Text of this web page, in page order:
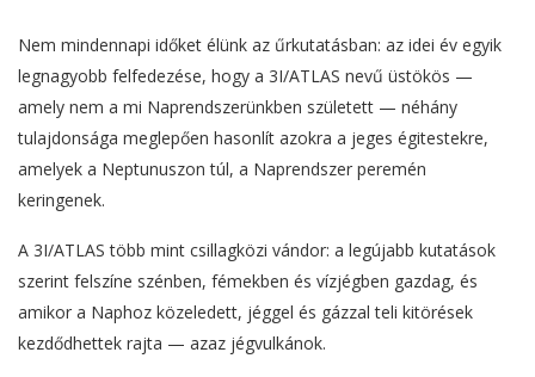
Nem mindennapi időket élünk az űrkutatásban: az idei év egyik
legnagyobb felfedezése, hogy a 3I/ATLAS nevű üstökös —
amely nem a mi Naprendszerünkben született — néhány
tulajdonsága meglepően hasonlít azokra a jeges égitestekre,
amelyek a Neptunuszon túl, a Naprendszer peremén
keringenek.
A 3I/ATLAS több mint csillagközi vándor: a legújabb kutatások
szerint felszíne szénben, fémekben és vízjégben gazdag, és
amikor a Naphoz közeledett, jéggel és gázzal teli kitörések
kezdődhettek rajta — azaz jégvulkánok.